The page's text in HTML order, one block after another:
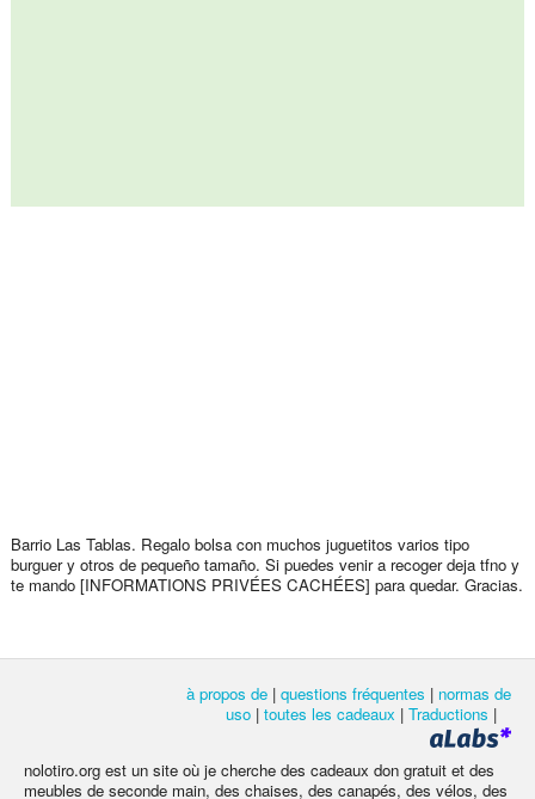
Barrio Las Tablas. Regalo bolsa con muchos juguetitos varios tipo
burguer y otros de pequeño tamaño. Si puedes venir a recoger deja tfno y
te mando [INFORMATIONS PRIVÉES CACHÉES] para quedar. Gracias.
à propos de | questions fréquentes | normas de
uso | toutes les cadeaux | Traductions |
nolotiro.org est un site où je cherche des cadeaux don gratuit et des
meubles de seconde main, des chaises, des canapés, des vélos, des